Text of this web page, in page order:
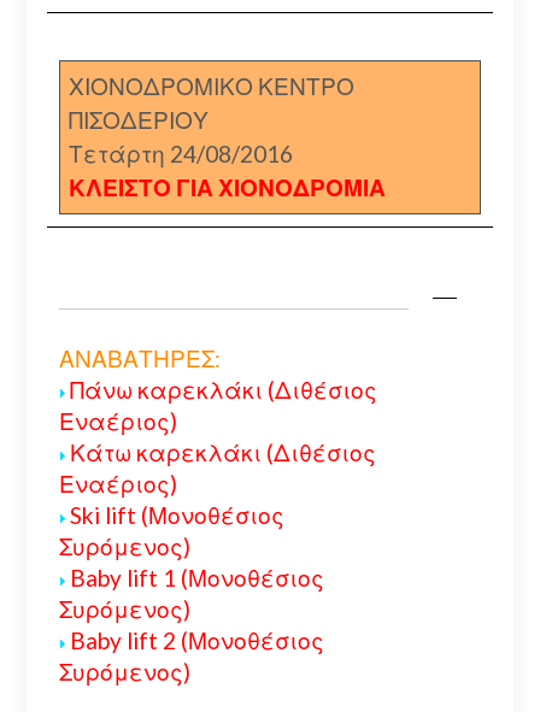
ΧΙΟΝΟΔΡΟΜΙΚΟ ΚΕΝΤΡΟ
ΠΙΣΟΔΕΡΙΟΥ
Τετάρτη 24/08/2016
ΚΛΕΙΣΤΟ ΓΙΑ ΧΙΟΝΟΔΡΟΜΙΑ
ΑΝΑΒΑΤΗΡΕΣ:
Πάνω καρεκλάκι (Διθέσιος
Εναέριος)
Κάτω καρεκλάκι (Διθέσιος
Εναέριος)
Ski lift (Μονοθέσιος
Συρόμενος)
Baby lift 1 (Μονοθέσιος
Συρόμενος)
Baby lift 2 (Μονοθέσιος
Συρόμενος)